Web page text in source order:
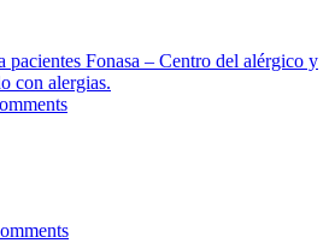
pacientes Fonasa – Centro del alérgico y
con alergias.